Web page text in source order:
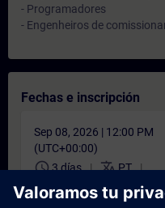
- Programadores
- Engenheiros de
Fechas e inscripción
Sep 08, 2026 | 12:00 PM
(UTC+00:00)
schedule3 días translatePT